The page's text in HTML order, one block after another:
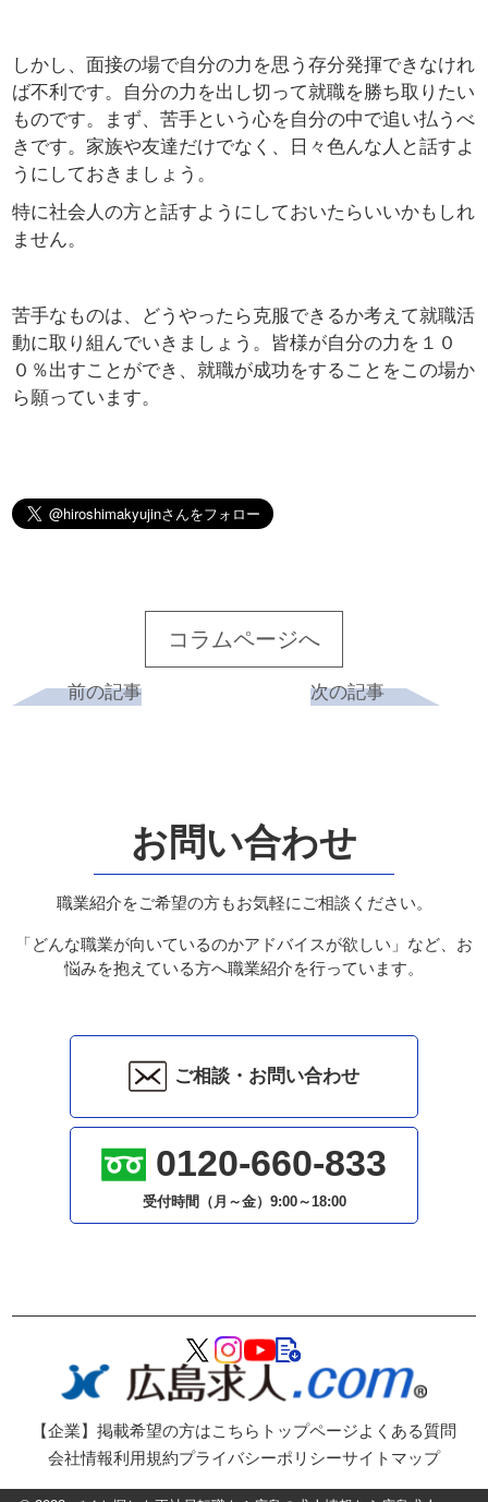
しかし、面接の場で自分の力を思う存分発揮できなけれ
ば不利です。自分の力を出し切って就職を勝ち取りたい
ものです。まず、苦手という心を自分の中で追い払うべ
きです。家族や友達だけでなく、日々色んな人と話すよ
うにしておきましょう。
特に社会人の方と話すようにしておいたらいいかもしれ
ません。
苦手なものは、どうやったら克服できるか考えて就職活
動に取り組んでいきましょう。皆様が自分の力を１０
０％出すことができ、就職が成功をすることをこの場か
ら願っています。
コラムページへ
前の記事 次の記事
お問い合わせ
職業紹介をご希望の方もお気軽にご相談ください。
「どんな職業が向いているのかアドバイスが欲しい」など、お
悩みを抱えている方へ職業紹介を行っています。
ご相談・お問い合わせ
0120-660-833
受付時間（月～金） 9:00～18:00
【企業】掲載希望の方はこちら トップページよくある質問
会社情報利用規約プライバシーポリシーサイトマップ